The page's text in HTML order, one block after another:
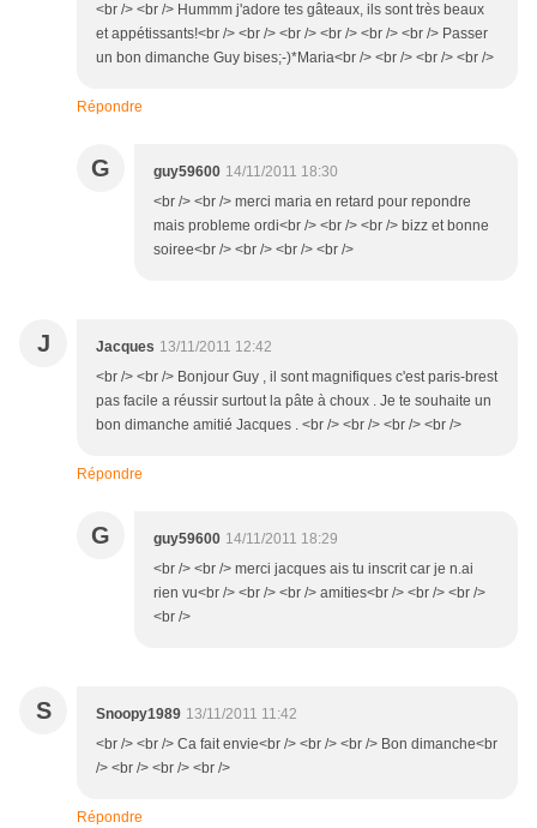
<br /> <br /> Hummm j'adore tes gâteaux, ils sont très beaux
et appétissants!<br /> <br /> <br /> <br /> <br /> <br /> Passer
un bon dimanche Guy bises;-)*Maria<br /> <br /> <br /> <br />
Répondre
G guy59600 14/11/2011 18:30
<br /> <br /> merci maria en retard pour repondre
mais probleme ordi<br /> <br /> <br /> bizz et bonne
soiree<br /> <br /> <br /> <br />
J Jacques 13/11/2011 12:42
<br /> <br /> Bonjour Guy , il sont magnifiques c'est paris-brest
pas facile a réussir surtout la pâte à choux . Je te souhaite un
bon dimanche amitié Jacques . <br /> <br /> <br /> <br />
Répondre
G guy59600 14/11/2011 18:29
<br /> <br /> merci jacques ais tu inscrit car je n.ai
rien vu<br /> <br /> <br /> amities<br /> <br /> <br />
<br />
S Snoopy1989 13/11/2011 11:42
<br /> <br /> Ca fait envie<br /> <br /> <br /> Bon dimanche<br
/> <br /> <br /> <br />
Répondre